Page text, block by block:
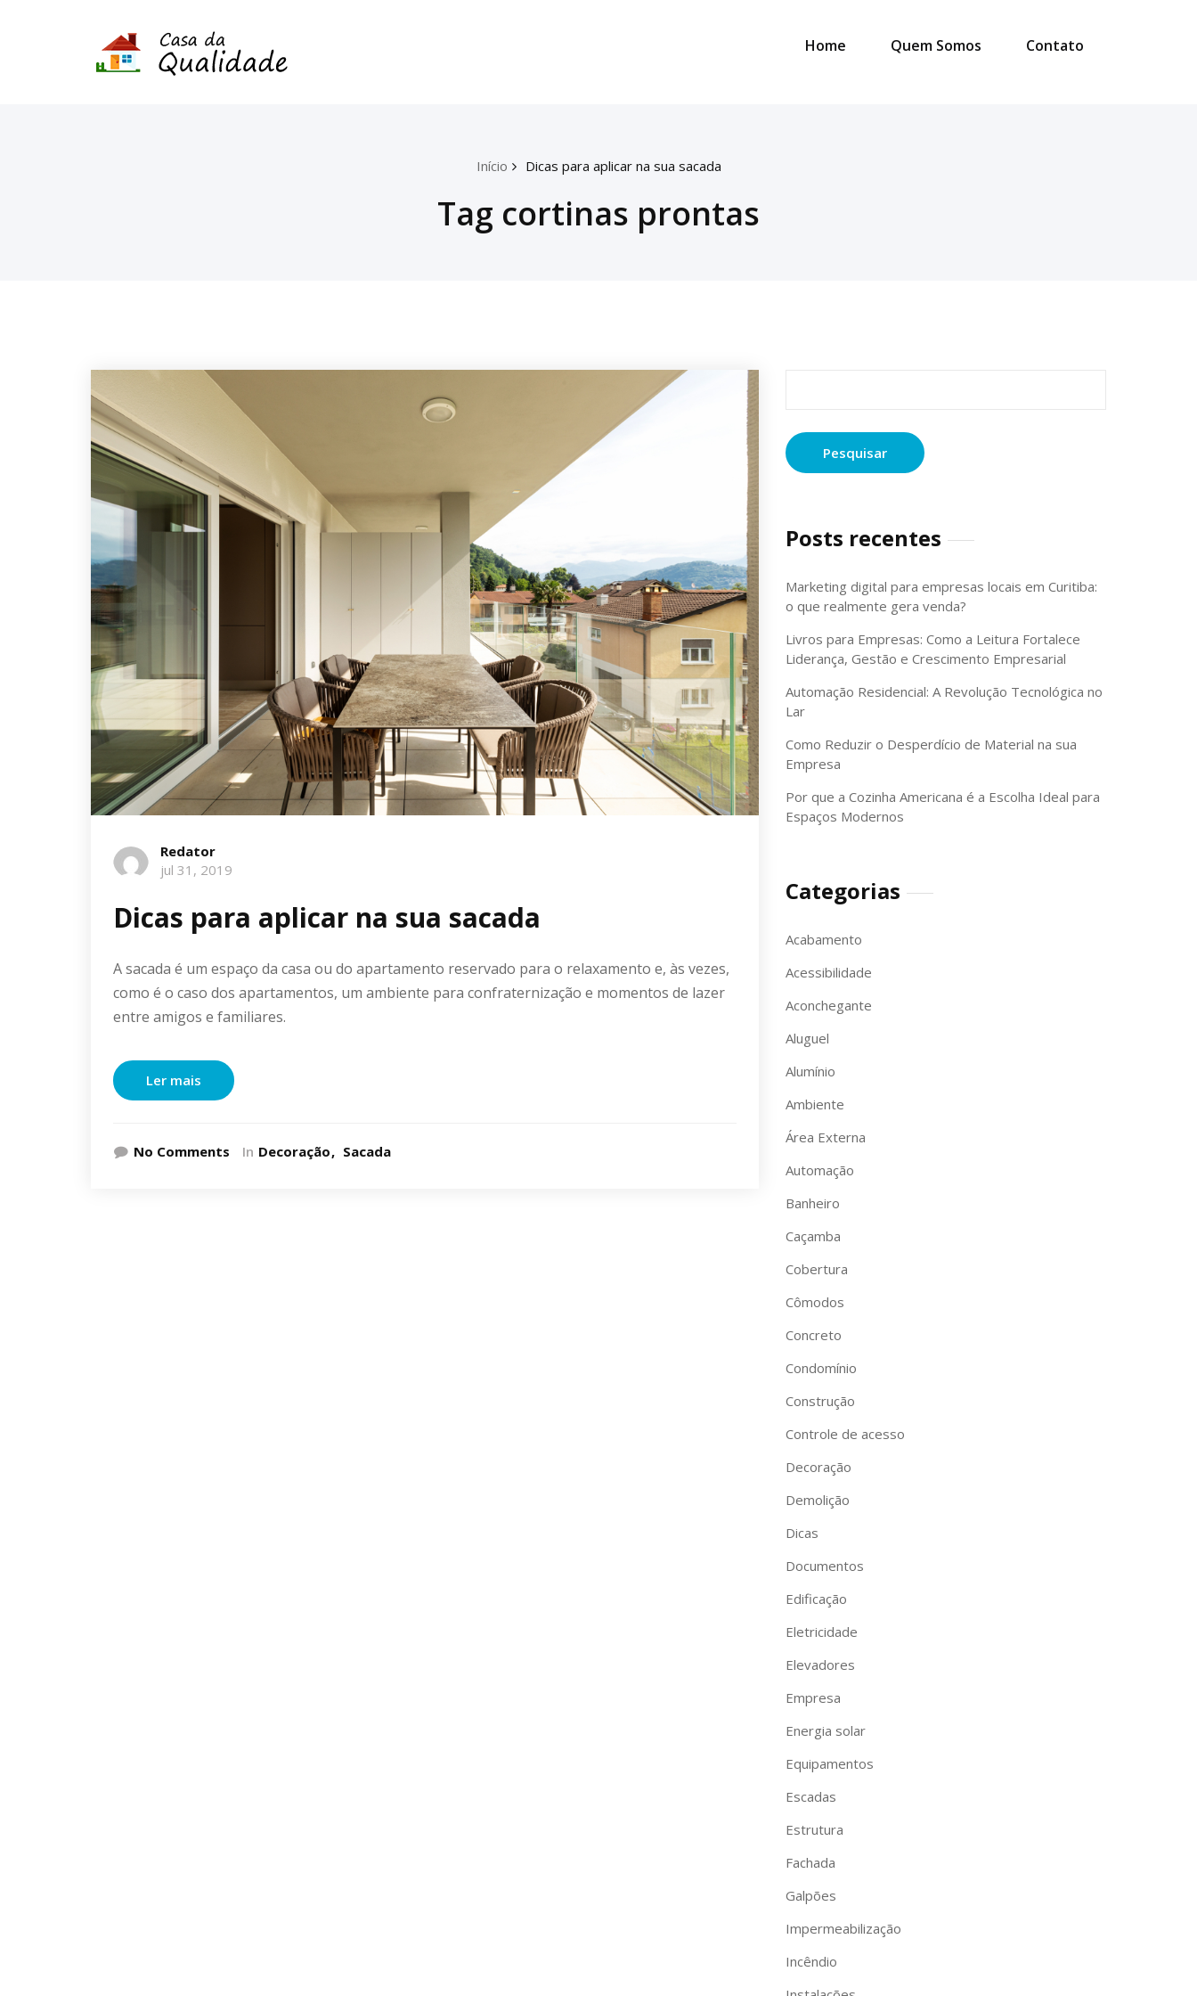
Home Quem Somos Contato
Início Dicas para aplicar na sua sacada
Tag cortinas prontas
Redator
jul 31, 2019
Dicas para aplicar na sua sacada
A sacada é um espaço da casa ou do apartamento reservado para o relaxamento e, às vezes,
como é o caso dos apartamentos, um ambiente para confraternização e momentos de lazer
entre amigos e familiares.
Ler mais
No Comments In Decoração Sacada
Posts recentes
Marketing digital para empresas locais em Curitiba:
o que realmente gera venda?
Livros para Empresas: Como a Leitura Fortalece
Liderança, Gestão e Crescimento Empresarial
Automação Residencial: A Revolução Tecnológica no
Lar
Como Reduzir o Desperdício de Material na sua
Empresa
Por que a Cozinha Americana é a Escolha Ideal para
Espaços Modernos
Categorias
Acabamento
Acessibilidade
Aconchegante
Aluguel
Alumínio
Ambiente
Área Externa
Automação
Banheiro
Caçamba
Cobertura
Cômodos
Concreto
Condomínio
Construção
Controle de acesso
Decoração
Demolição
Dicas
Documentos
Edificação
Eletricidade
Elevadores
Empresa
Energia solar
Equipamentos
Escadas
Estrutura
Fachada
Galpões
Impermeabilização
Incêndio